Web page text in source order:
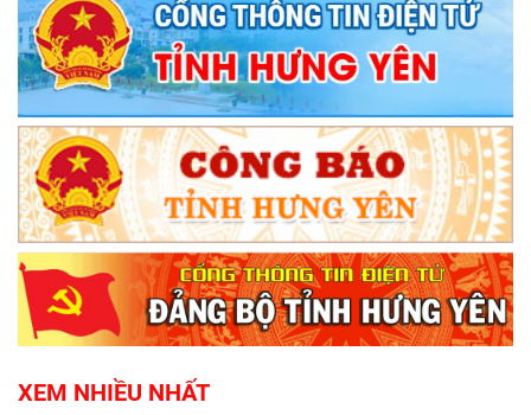
XEM NHIỀU NHẤT